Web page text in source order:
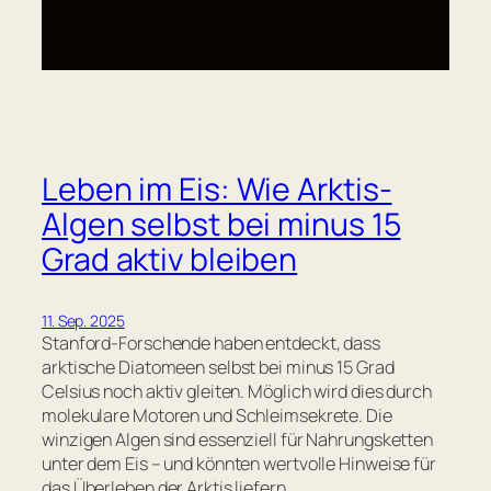
Leben im Eis: Wie Arktis-
Algen selbst bei minus 15
Grad aktiv bleiben
11. Sep. 2025
Stanford-Forschende haben entdeckt, dass
arktische Diatomeen selbst bei minus 15 Grad
Celsius noch aktiv gleiten. Möglich wird dies durch
molekulare Motoren und Schleimsekrete. Die
winzigen Algen sind essenziell für Nahrungsketten
unter dem Eis – und könnten wertvolle Hinweise für